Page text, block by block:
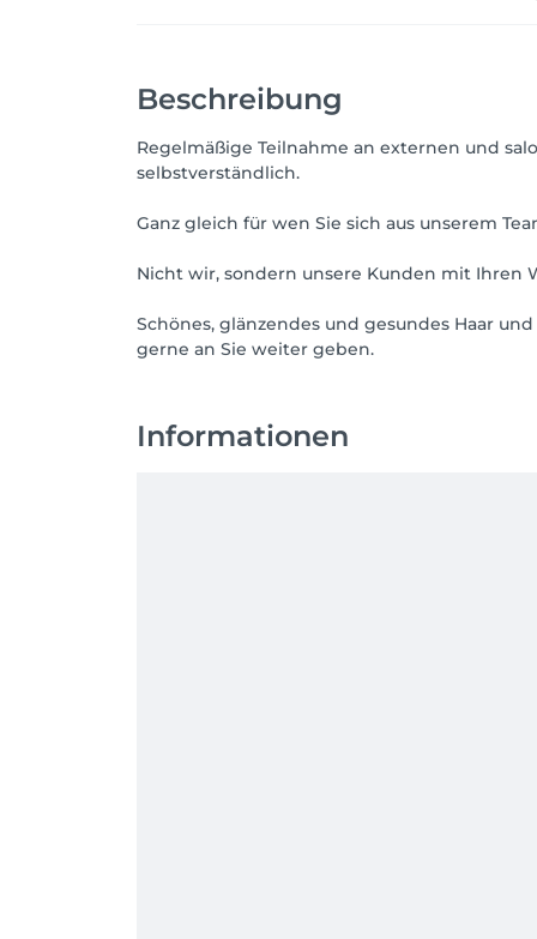
Beschreibung
Regelmäßige Teilnahme an externen und
selbstverständlich.
Ganz gleich für wen Sie sich aus unserem
Nicht wir, sondern unsere Kunden mit
Schönes, glänzendes und gesundes Haar
gerne an Sie weiter geben.
Informationen